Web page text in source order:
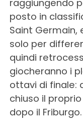
raggiungendo
posto in
Saint Germain,
solo per
quindi
giocheranno i
ottavi di finale:
chiuso il
dopo il Friburgo.